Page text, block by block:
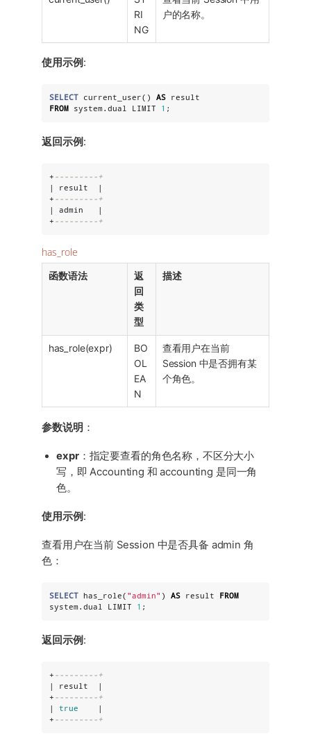
RI
NG
户的名称。
使用示例 :
SELECT current_user() AS
FROM system.dual LIMIT 1 ;
返回示例 :
+ ---------+
| result  |
+ ---------+
| admin   |
+ ---------+
has_role
函数语法
返
回
类
型
描述
has_role(expr)
BO
OL
EA
N
查看用户在当前
Session 中是否拥有某
个角色。
参数说明 ：
expr：指定要查看的角色名称，不区分大小
写，即 Accounting 和 accounting 是同一角
色。
使用示例 :
查看用户在当前 Session 中是否具备 admin 角
色：
SELECT has_role( "admin" ) AS result FROM
system.dual LIMIT 1 ;
返回示例 :
+ ---------+
| result  |
+ ---------+
| true
    |
+ ---------+